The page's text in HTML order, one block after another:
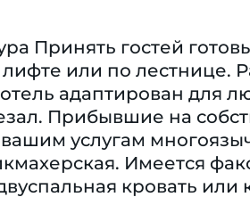
Принять гостей
лифте или по лестнице.
адаптирован для
Прибывшие на
услугам
Имеется
кровать